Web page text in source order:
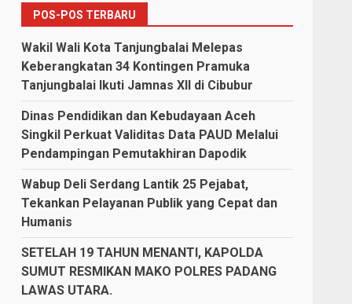
POS-POS TERBARU
Wakil Wali Kota Tanjungbalai Melepas
Keberangkatan 34 Kontingen Pramuka
Tanjungbalai Ikuti Jamnas XII di Cibubur
Dinas Pendidikan dan Kebudayaan Aceh
Singkil Perkuat Validitas Data PAUD Melalui
Pendampingan Pemutakhiran Dapodik
Wabup Deli Serdang Lantik 25 Pejabat,
Tekankan Pelayanan Publik yang Cepat dan
Humanis
SETELAH 19 TAHUN MENANTI, KAPOLDA
SUMUT RESMIKAN MAKO POLRES PADANG
LAWAS UTARA.